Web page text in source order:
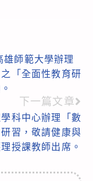
雄師範大學辦理
「全面性教育研
下一篇文章
科中心辦理「數
習，敬請健康與
授課教師出席。